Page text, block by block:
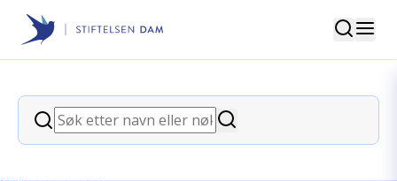
Stiftelsen Dam
Søk
Søk
Søk
back
Hjertestarterkurs